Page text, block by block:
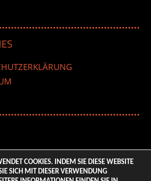
BASE – Life & Style Magazine.
COOKIES. INDEM SIE DIESE WEBSITE
SICH MIT DIESER VERWENDUNG